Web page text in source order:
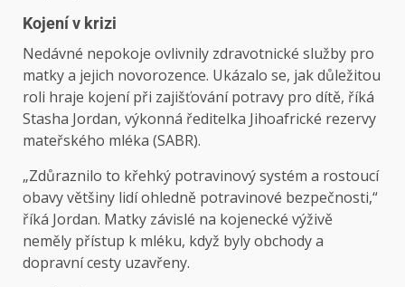
Kojení v krizi
Nedávné nepokoje ovlivnily zdravotnické služby pro
matky a jejich novorozence. Ukázalo se, jak důležitou
roli hraje kojení při zajišťování potravy pro dítě, říká
Stasha Jordan, výkonná ředitelka Jihoafrické rezervy
mateřského mléka (SABR).
„Zdůraznilo to křehký potravinový systém a rostoucí
obavy většiny lidí ohledně potravinové bezpečnosti,“
říká Jordan. Matky závislé na kojenecké výživě
neměly přístup k mléku, když byly obchody a
dopravní cesty uzavřeny.